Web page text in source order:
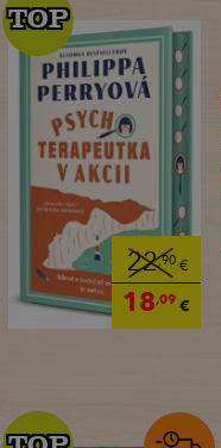
22,90€
18,09€
TOP
TOP